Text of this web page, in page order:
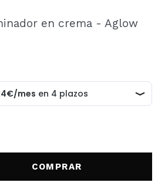
podrás realizar
revisar el estado de tus
anteriores.
CUENTA
en crema - Aglow
COMPRAR